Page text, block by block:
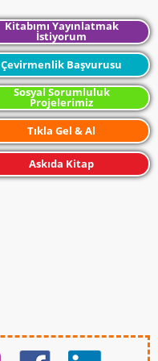
Kitabımı Yayınlatmak
İstiyorum
Çevirmenlik Başvurusu
Sosyal Sorumluluk
Projelerimiz
Tıkla Gel & Al
Askıda Kitap